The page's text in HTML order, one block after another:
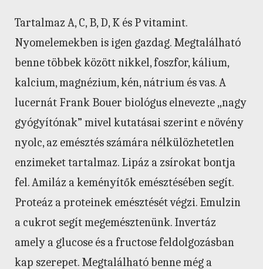
Tartalmaz A, C, B, D, K és P vitamint.
Nyomelemekben is igen gazdag. Megtalálható
benne többek között nikkel, foszfor, kálium,
kalcium, magnézium, kén, nátrium és vas. A
lucernát Frank Bouer biológus elnevezte „nagy
gyógyítónak” mivel kutatásai szerint e növény
nyolc, az emésztés számára nélkülözhetetlen
enzimeket tartalmaz. Lipáz a zsírokat bontja
fel. Amiláz a keményítők emésztésében segít.
Proteáz a proteinek emésztését végzi. Emulzin
a cukrot segít megemésztenünk. Invertáz
amely a glucose és a fructose feldolgozásban
kap szerepet. Megtalálható benne még a